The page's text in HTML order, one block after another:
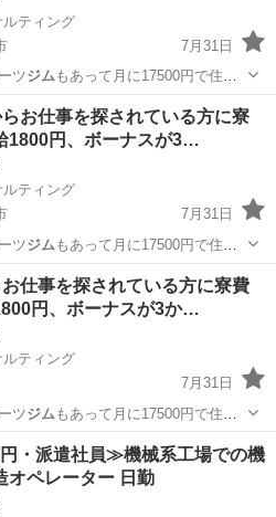
ティング
7月31日
ツジムもあって月に17500円で住め
スタッフ
お仕事を探されている方に寮
1800円、ボーナスが3…
ティング
7月31日
ツジム もあって月に17500円で住め
スタッフ
仕事を探されている方に寮費
円、ボーナスが3か…
ティング
7月31日
ツジム もあって月に17500円で住め
タッフ
・派遣社員≫機械系工場での機
オペレーター 日勤